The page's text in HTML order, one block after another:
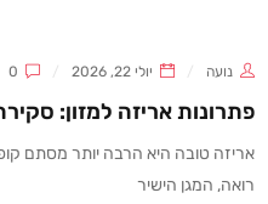
נועה יולי 22, 2026
פתרונות אריזה למזון:
אריזה טובה היא הרבה יותר מסתם
רואה, המגן הישיר